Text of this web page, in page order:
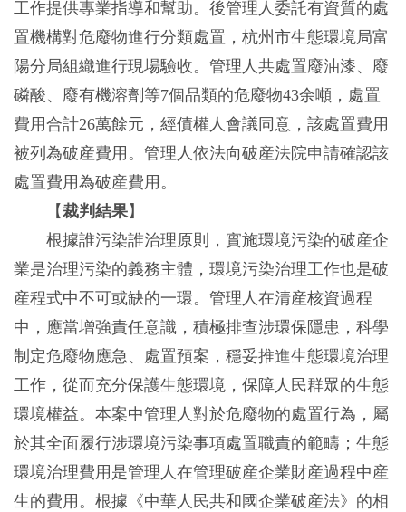
工作提供專業指導和幫助。後管理人委託有資質的處
置機構對危廢物進行分類處置，杭州市生態環境局富
陽分局組織進行現場驗收。管理人共處置廢油漆、廢
磷酸、廢有機溶劑等7個品類的危廢物43余噸，處置
費用合計26萬餘元，經債權人會議同意，該處置費用
被列為破産費用。管理人依法向破産法院申請確認該
處置費用為破産費用。
【裁判結果】
根據誰污染誰治理原則，實施環境污染的破産企
業是治理污染的義務主體，環境污染治理工作也是破
産程式中不可或缺的一環。管理人在清産核資過程
中，應當增強責任意識，積極排查涉環保隱患，科學
制定危廢物應急、處置預案，穩妥推進生態環境治理
工作，從而充分保護生態環境，保障人民群眾的生態
環境權益。本案中管理人對於危廢物的處置行為，屬
於其全面履行涉環境污染事項處置職責的範疇；生態
環境治理費用是管理人在管理破産企業財産過程中産
生的費用。根據《中華人民共和國企業破産法》的相